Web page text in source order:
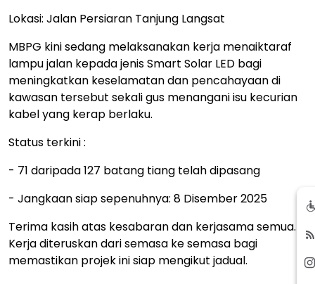
Lokasi: Jalan Persiaran Tanjung Langsat
MBPG kini sedang melaksanakan kerja menaiktaraf
lampu jalan kepada jenis Smart Solar LED bagi
meningkatkan keselamatan dan pencahayaan di
kawasan tersebut sekali gus menangani isu kecurian
kabel yang kerap berlaku.
Status terkini :
- 71 daripada 127 batang tiang telah dipasang
- Jangkaan siap sepenuhnya: 8 Disember 2025
Terima kasih atas kesabaran dan kerjasama semua.
Kerja diteruskan dari semasa ke semasa bagi
memastikan projek ini siap mengikut jadual.